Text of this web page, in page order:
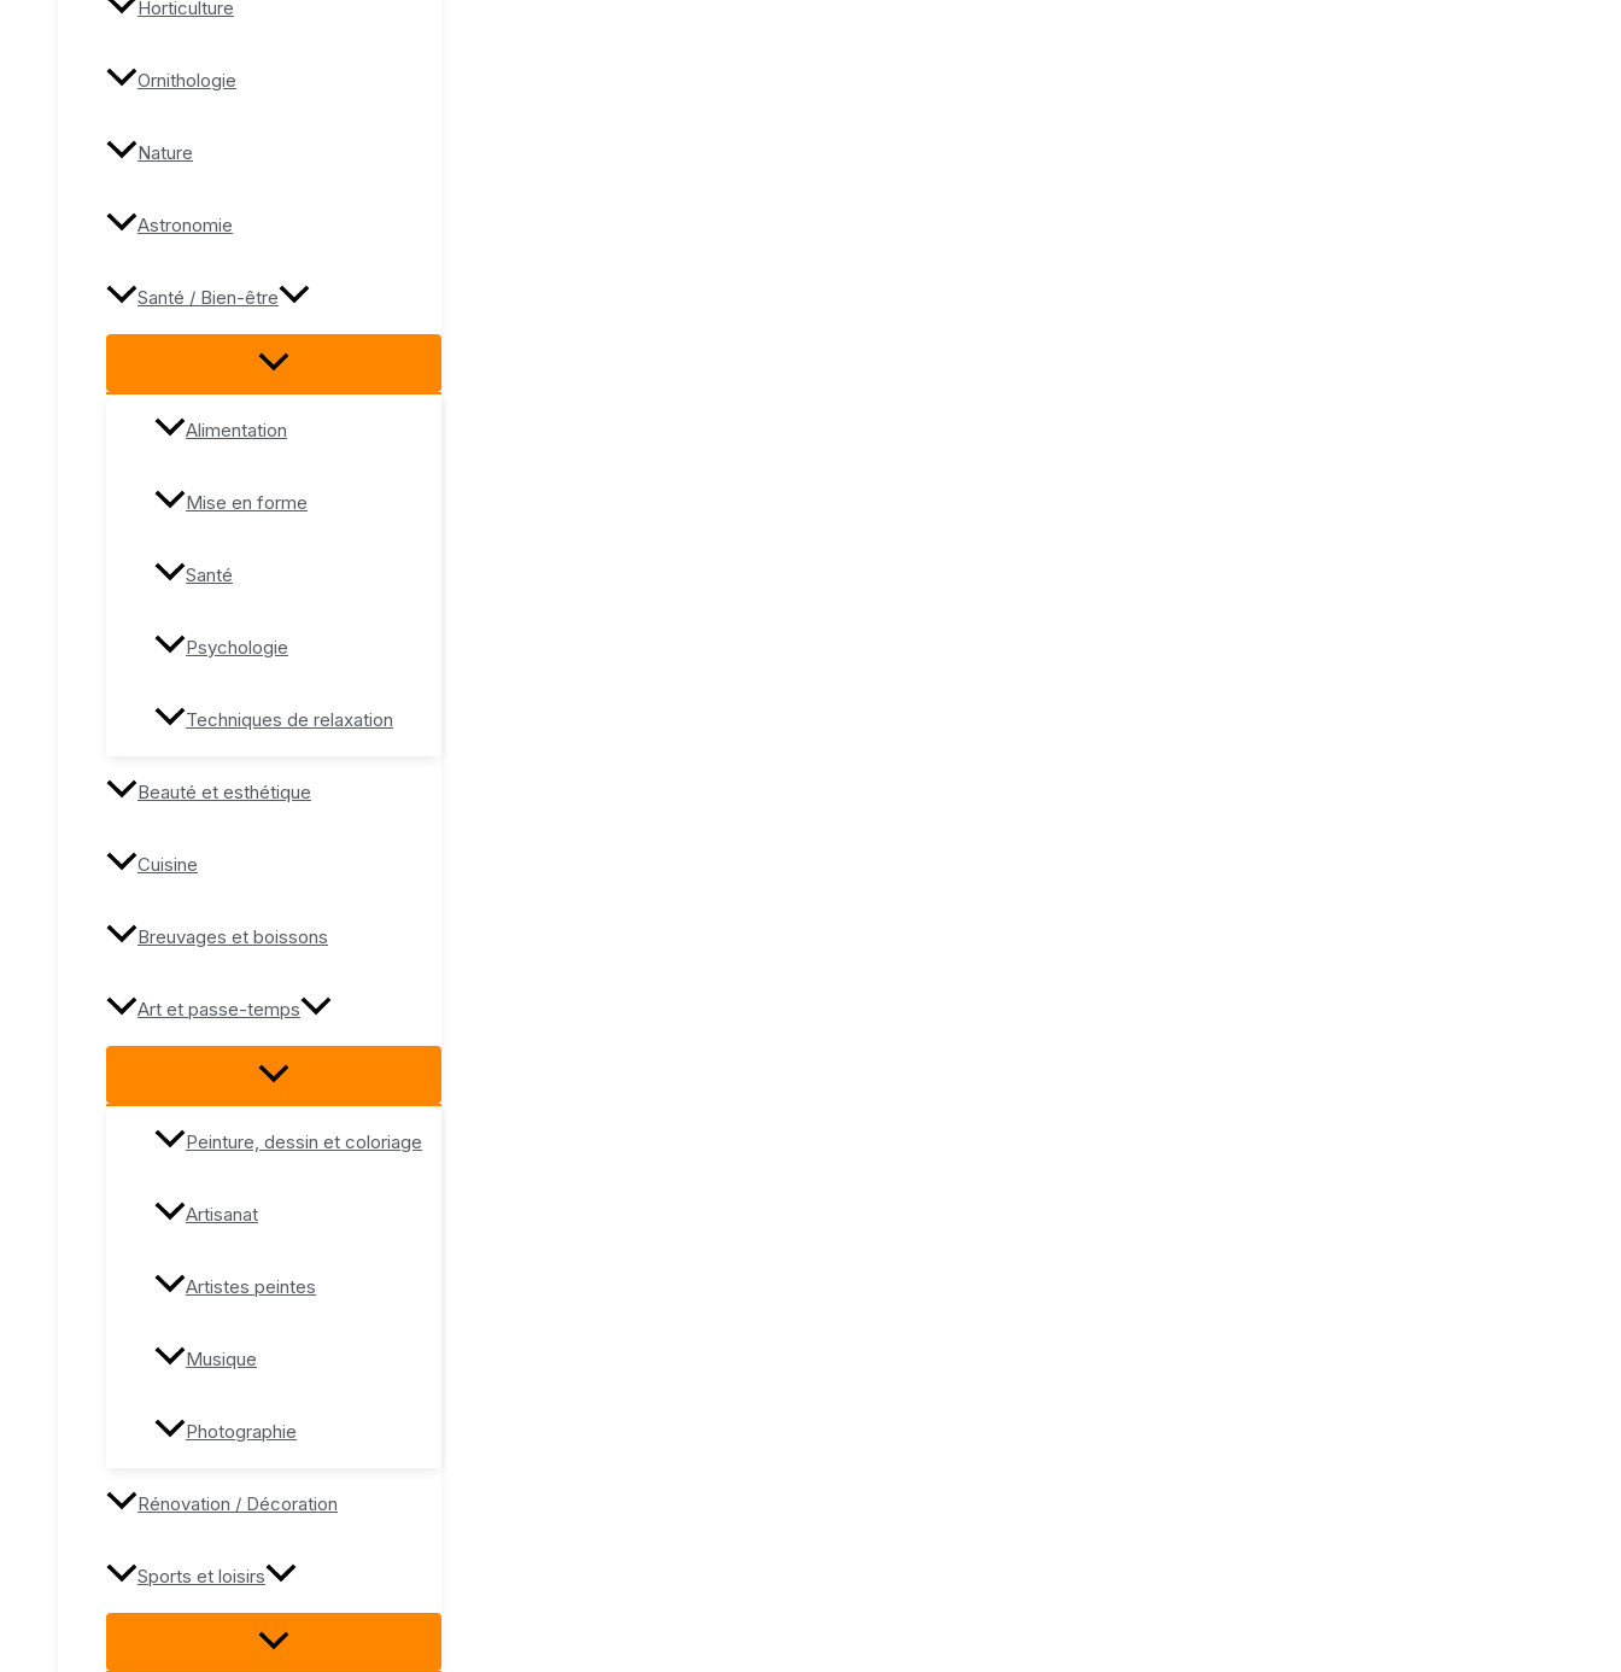
Horticulture
Ornithologie
Nature
Astronomie
Santé / Bien-être
Alimentation
Mise en forme
Santé
Psychologie
Techniques de relaxation
Beauté et esthétique
Cuisine
Breuvages et boissons
Art et passe-temps
Peinture, dessin et coloriage
Artisanat
Artistes peintes
Musique
Photographie
Rénovation / Décoration
Sports et loisirs